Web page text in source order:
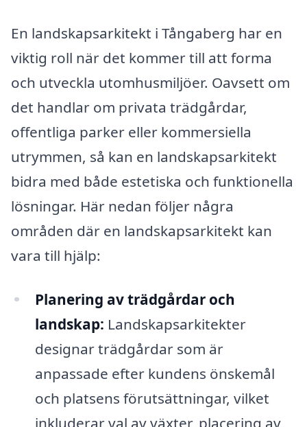
En landskapsarkitekt i Tångaberg har en
viktig roll när det kommer till att forma
och utveckla utomhusmiljöer. Oavsett om
det handlar om privata trädgårdar,
offentliga parker eller kommersiella
utrymmen, så kan en landskapsarkitekt
bidra med både estetiska och funktionella
lösningar. Här nedan följer några
områden där en landskapsarkitekt kan
vara till hjälp:
Planering av trädgårdar och
landskap: Landskapsarkitekter
designar trädgårdar som är
anpassade efter kundens önskemål
och platsens förutsättningar, vilket
inkluderar val av växter, placering av